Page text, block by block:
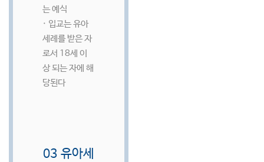
는 예식
· 입교는 유아
세례를 받은 자
로서 18세 이
상 되는 자에 해
당된다
03 유아세